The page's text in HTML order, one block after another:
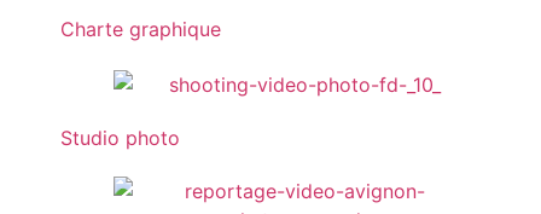
Charte graphique
Studio photo